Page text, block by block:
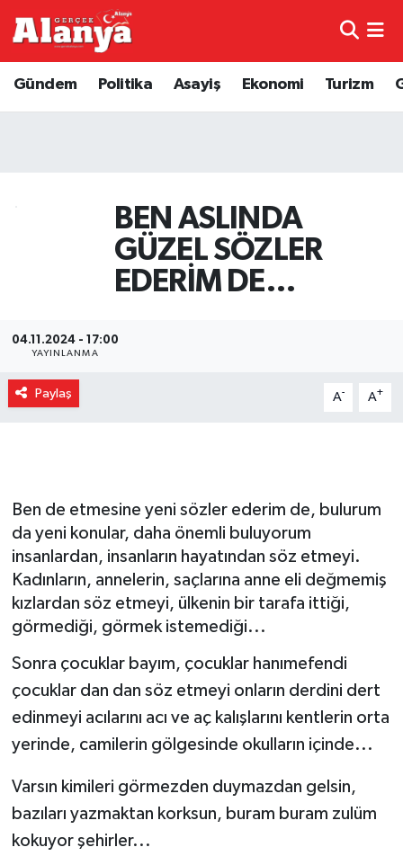
Gündem Politika Asayiş Ekonomi Turizm
BEN ASLINDA
GÜZEL SÖZLER
EDERİM DE…
04.11.2024 - 17:00
YAYINLANMA
Paylaş A- A+
Ben de etmesine yeni sözler ederim de, bulurum
da yeni konular, daha önemli buluyorum
insanlardan, insanların hayatından söz etmeyi.
Kadınların, annelerin, saçlarına anne eli değmemiş
kızlardan söz etmeyi, ülkenin bir tarafa ittiği,
görmediği, görmek istemediği...
Sonra çocuklar bayım, çocuklar hanımefendi
çocuklar dan dan söz etmeyi onların derdini dert
edinmeyi acılarını acı ve aç kalışlarını kentlerin orta
yerinde, camilerin gölgesinde okulların içinde...
Varsın kimileri görmezden duymazdan gelsin,
bazıları yazmaktan korksun, buram buram zulüm
kokuyor şehirler...
Genel
Bilim ve Teknoloji
Dünya
Ekonomi
Gündem
Politika
Spor
Turizm
Trafik Durumu
Tüm Manşetler
Son Dakika Haberleri